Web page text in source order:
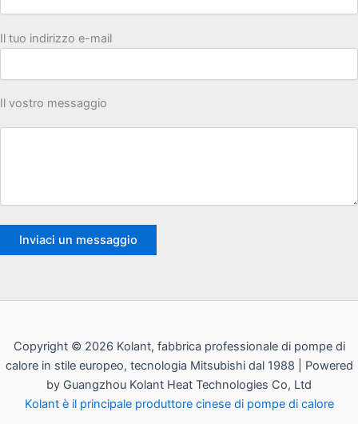
Il tuo indirizzo e-mail
Il vostro messaggio
Copyright © 2026 Kolant, fabbrica professionale di pompe di
calore in stile europeo, tecnologia Mitsubishi dal 1988 | Powered
by Guangzhou Kolant Heat Technologies Co, Ltd
Kolant è il principale produttore cinese di pompe di calore